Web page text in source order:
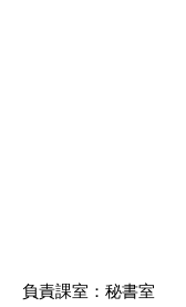
負責課室：秘書室